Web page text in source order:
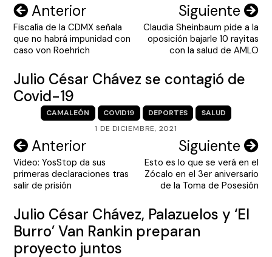
Navegación
de
entradas
Anterior
Fiscalía de la CDMX señala
que no habrá impunidad con
caso von Roehrich
Siguiente
Claudia Sheinbaum pide a la
oposición bajarle 10 rayitas
con la salud de AMLO
Julio César Chávez se contagió de
Covid-19
CAMALEÓN COVID19 DEPORTES
SALUD
1 DE DICIEMBRE, 2021
Navegación
de
entradas
Anterior
Video: YosStop da sus
primeras declaraciones tras
salir de prisión
Siguiente
Esto es lo que se verá en el
Zócalo en el 3er aniversario
de la Toma de Posesión
Julio César Chávez, Palazuelos y ‘El
Burro’ Van Rankin preparan
proyecto juntos